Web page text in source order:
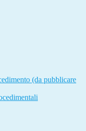
(da pubblicare